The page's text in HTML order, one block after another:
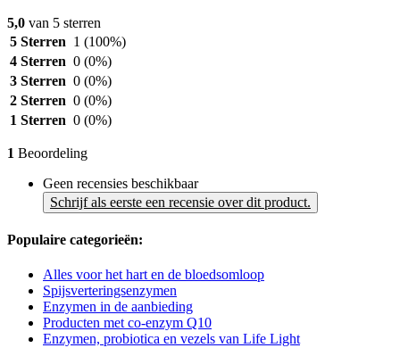
5,0 van 5 sterren
5 Sterren 1 (100%)
4 Sterren 0 (0%)
3 Sterren 0 (0%)
2 Sterren 0 (0%)
1 Sterren 0 (0%)
1 Beoordeling
Geen recensies beschikbaar
Schrijf als eerste een recensie over dit product.
Populaire categorieën:
Alles voor het hart en de bloedsomloop
Spijsverteringsenzymen
Enzymen in de aanbieding
Producten met co-enzym Q10
Enzymen, probiotica en vezels van Life Light